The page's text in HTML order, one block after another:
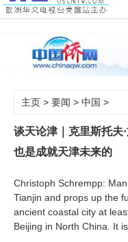
主页 > 要闻 > 中国 >
谈天论津｜克里斯托夫
也是成就天津未来的
Christoph Schrempp:
Tianjin and props up the
ancient coastal city at
Beijing in North China. It